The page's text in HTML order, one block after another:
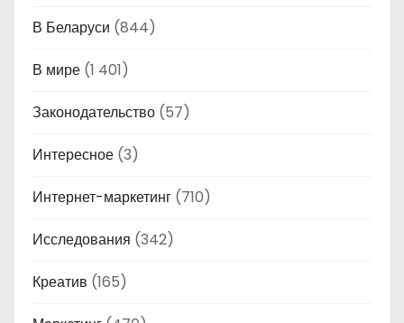
В Беларуси (844)
В мире (1 401)
Законодательство (57)
Интересное (3)
Интернет-маркетинг (710)
Исследования (342)
Креатив (165)